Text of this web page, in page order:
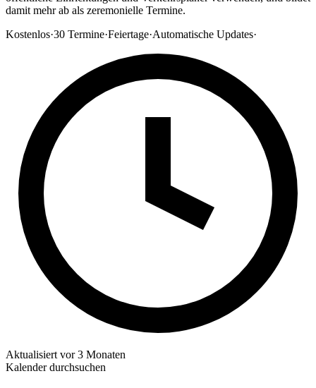
damit mehr ab als zeremonielle Termine.
Kostenlos·30 Termine·Feiertage·Automatische Updates·
Aktualisiert vor 3 Monaten
Kalender durchsuchen